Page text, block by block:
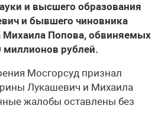
и высшего образования
и бывшего чиновника
Михаила Попова, обвиняемых
миллионов рублей.
Мосгорсуд признал
Лукашевич и Михаила
жалобы оставлены без